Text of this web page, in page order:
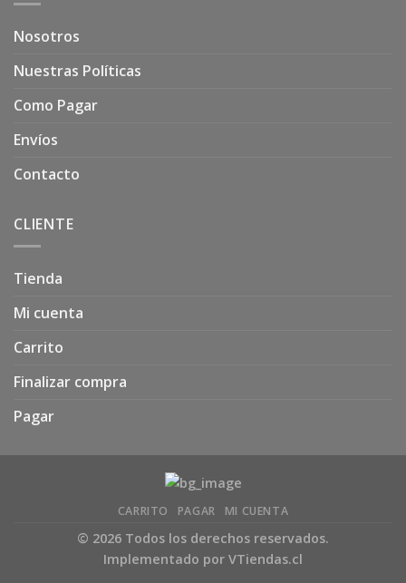
Nosotros
Nuestras Políticas
Como Pagar
Envíos
Contacto
CLIENTE
Tienda
Mi cuenta
Carrito
Finalizar compra
Pagar
CARRITO PAGAR MI CUENTA
© 2026 Todos los derechos reservados.
Implementado por VTiendas.cl